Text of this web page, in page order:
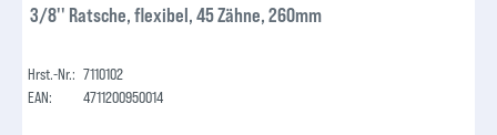
3/8'' Ratsche, flexibel, 45 Zähne, 260mm
Hrst.-Nr.: 7110102
EAN:
4711200950014